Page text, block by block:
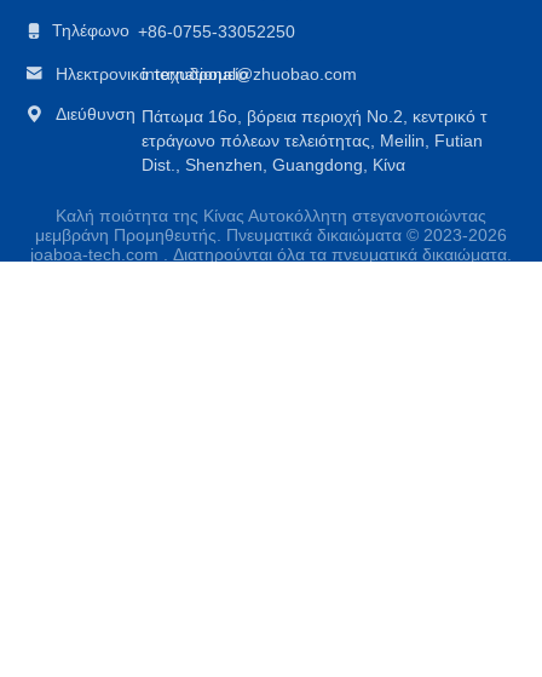
 Τηλέφωνο +86-0755-33052250
 Ηλεκτρονικό ταχυδρομείο
international@zhuobao.com
 Διεύθυνση Πάτωμα 16ο, βόρεια περιοχή No.2, κεντρικό τ
ετράγωνο πόλεων τελειότητας, Meilin, Futian
Dist., Shenzhen, Guangdong, Κίνα
Καλή ποιότητα της Κίνας Αυτοκόλλητη στεγανοποιώντας
μεμβράνη Προμηθευτής. Πνευματικά δικαιώματα © 2023-2026
joaboa-tech.com . Διατηρούνται όλα τα πνευματικά δικαιώματα.